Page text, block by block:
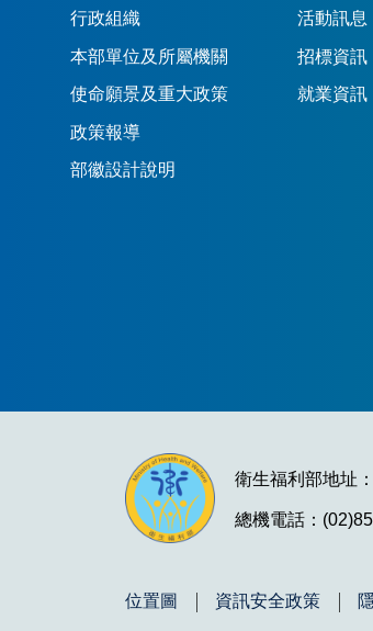
行政組織
本部單位及所屬機關
使命願景及重大政策
政策報導
部徽設計說明
活動訊息
招標資訊
就業資訊
衛生福利部地址
總機電話：
位置圖 資訊安全政策